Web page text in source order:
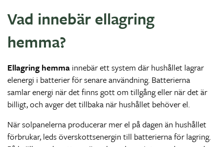
Vad innebär ellagring
hemma?
Ellagring hemma innebär ett system där hushållet lagrar
elenergi i batterier för senare användning. Batterierna
samlar energi när det finns gott om tillgång eller när det är
billigt, och avger det tillbaka när hushållet behöver el.
När solpanelerna producerar mer el på dagen än hushållet
förbrukar, leds överskottsenergin till batterierna för lagring.